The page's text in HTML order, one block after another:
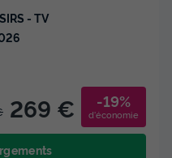
- TV
269 € -19%
d'économie